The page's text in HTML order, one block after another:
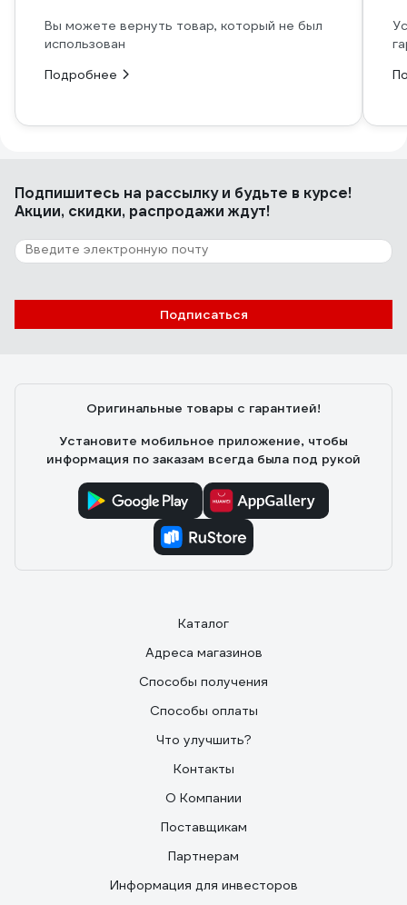
Вы можете вернуть товар, который не был
использован
Подробнее
Подпишитесь на рассылкуи будьте в курсе!
Акции, скидки, распродажи ждут!
Подписаться
Оригинальные товары с гарантией!
Установите мобильное приложение, чтобы
информация по заказам всегда была под рукой
Каталог
Адреса магазинов
Способы получения
Способы оплаты
Что улучшить?
Контакты
О Компании
Поставщикам
Партнерам
Информация для инвесторов